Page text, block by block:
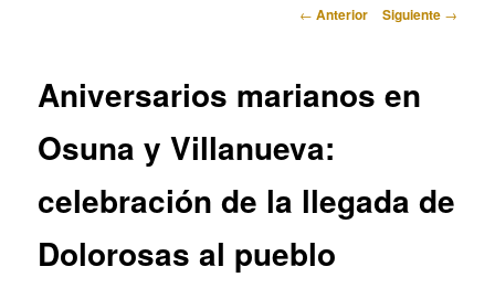
Navegación
← Anterior Siguiente →
Aniversarios marianos en
Osuna y Villanueva:
celebración de la llegada de
Dolorosas al pueblo